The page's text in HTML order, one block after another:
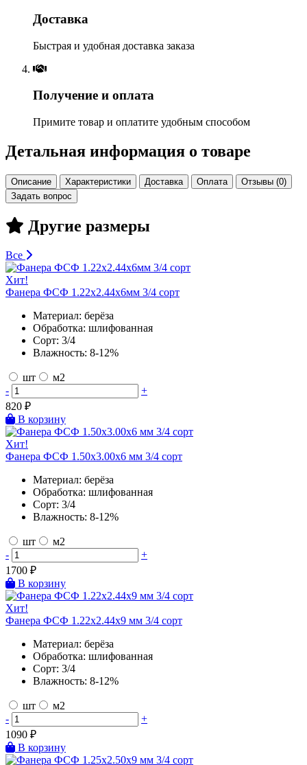
Доставка
Быстрая и удобная доставка заказа
Получение и оплата
Примите товар и оплатите удобным способом
Детальная информация о товаре
Описание Характеристики Доставка Оплата
Отзывы (0)
Задать вопрос
Другие размеры
Все
Хит!
Фанера ФСФ 1.22х2.44х6мм 3/4 сорт
Материал: берёза
Обработка: шлифованная
Сорт: 3/4
Влажность: 8-12%
шт
м2
-
+
820 ₽
В корзину
Хит!
Фанера ФСФ 1.50х3.00х6 мм 3/4 сорт
Материал: берёза
Обработка: шлифованная
Сорт: 3/4
Влажность: 8-12%
шт
м2
-
+
1700 ₽
В корзину
Хит!
Фанера ФСФ 1.22х2.44х9 мм 3/4 сорт
Материал: берёза
Обработка: шлифованная
Сорт: 3/4
Влажность: 8-12%
шт
м2
-
+
1090 ₽
В корзину